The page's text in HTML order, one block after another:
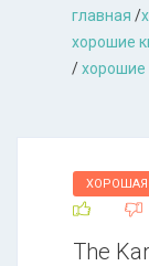
главная /
хорошие
/хорошие
The